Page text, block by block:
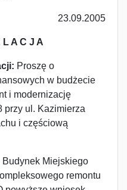
23.09.2005
L A C J A
Proszę o
w budżecie
i modernizację
przy ul. Kazimierza
i częściową
Budynek Miejskiego
remontu